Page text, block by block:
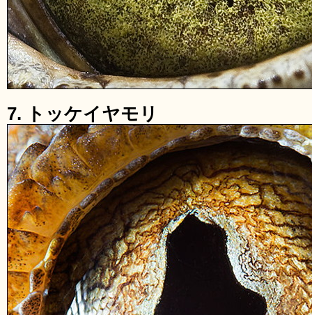
7. トッケイヤモリ